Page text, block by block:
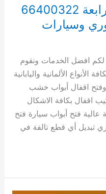
فتح اقفال المنطقة الرابعة 66400322
وسيارات
لكم افضل الخدمات ونقوم
الألمانية واليابانية
وفتح اقفال أبواب خشب
اقفال بكافة الاشكال
فتح أبواب سيارة فتح
تبديل أي قطع تالفة في